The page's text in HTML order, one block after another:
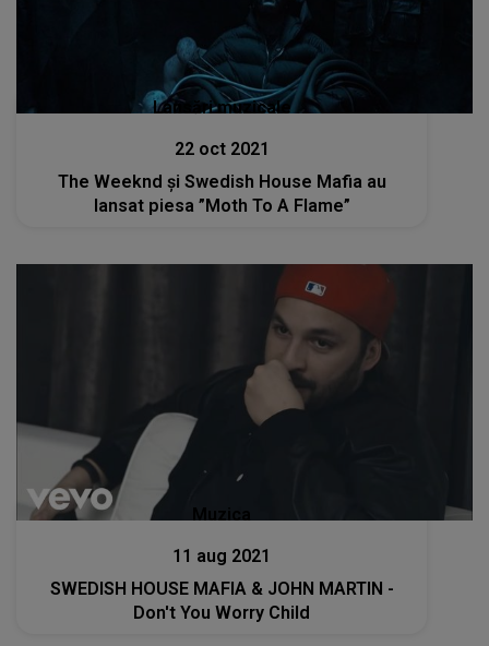
Lansări muzicale
22 oct 2021
The Weeknd și Swedish House Mafia au
lansat piesa ”Moth To A Flame”
11 aug 2021
SWEDISH HOUSE MAFIA & JOHN MARTIN -
Don't You Worry Child